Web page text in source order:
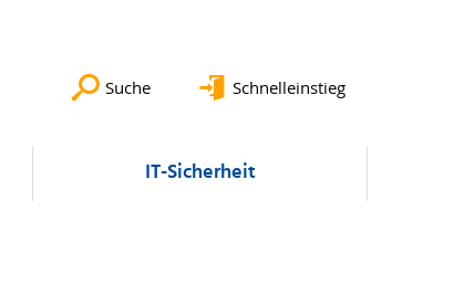
Suche Schnelleinstieg
IT-Sicherheit